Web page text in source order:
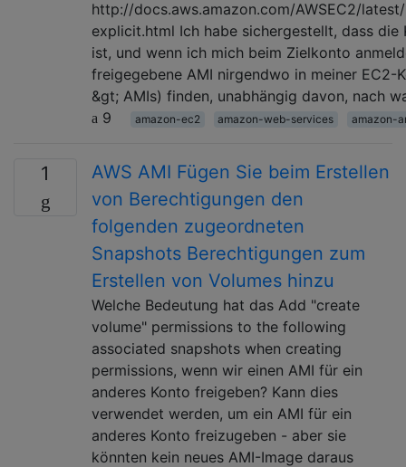
http://docs.aws.amazon.com/AWSEC2/
explicit.html Ich habe sichergestellt, dass die
ist, und wenn ich mich beim Zielkonto
freigegebene AMI nirgendwo in meiner EC2-
&gt; AMIs) finden, unabhängig davon, nach
9
amazon-ec2 amazon-web-services amazon-
1
AWS AMI Fügen Sie beim Erstellen
von Berechtigungen den
folgenden zugeordneten
Snapshots Berechtigungen zum
Erstellen von Volumes hinzu
Welche Bedeutung hat das Add "create
volume" permissions to the following
associated snapshots when creating
permissions, wenn wir einen AMI für ein
anderes Konto freigeben? Kann dies
verwendet werden, um ein AMI für ein
anderes Konto freizugeben - aber sie
könnten kein neues AMI-Image daraus